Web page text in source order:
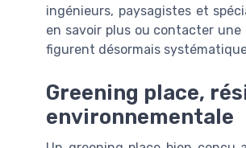
ingénieurs, paysagistes et
en savoir plus ou contacter
figurent désormais
Greening place,
environnementale